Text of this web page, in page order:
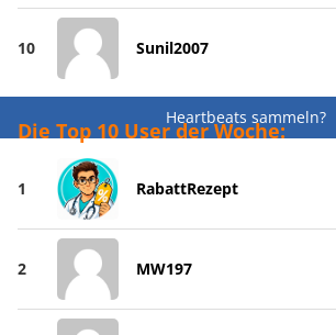
10 Sunil2007
Heartbeats sammeln?
Die Top 10 User der Woche:
1 RabattRezept
2 MW197